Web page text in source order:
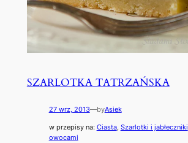
SZARLOTKA TATRZAŃSKA
27 wrz, 2013—byAsiek
w przepisy na: Ciasta, Szarlotki i jabłeczniki
owocami